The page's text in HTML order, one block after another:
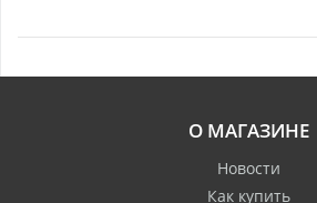
О МАГАЗИНЕ
Новости
Как купить